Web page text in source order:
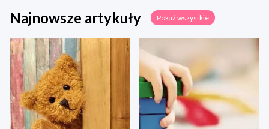
Najnowsze artykuły Pokaż wszystkie